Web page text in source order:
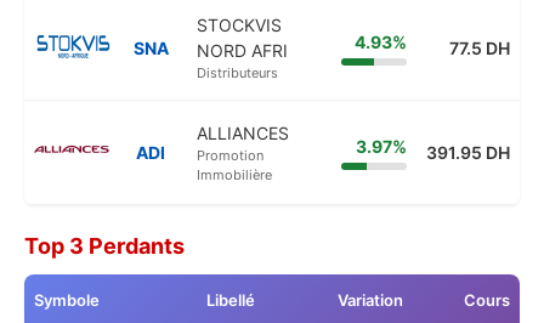
SNA
STOCKVIS
NORD AFRI
Distributeurs
4.93% 77.5 DH
ADI
ALLIANCES
Promotion
Immobilière
3.97% 391.95 DH
Top 3 Perdants
Symbole Libellé Variation Cours